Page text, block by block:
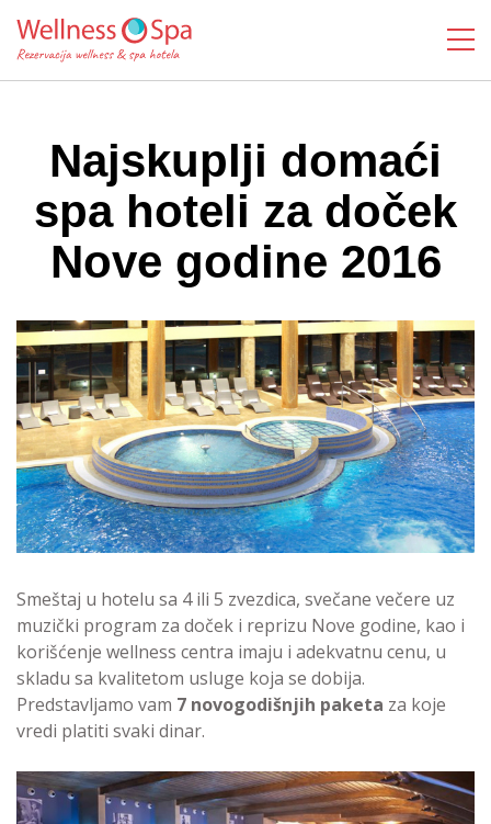
Najskuplji domaći
spa hoteli za doček
Nove godine 2016
Smeštaj u hotelu sa 4 ili 5 zvezdica, svečane večere uz
muzički program za doček i reprizu Nove godine, kao i
korišćenje wellness centra imaju i adekvatnu cenu, u
skladu sa kvalitetom usluge koja se dobija.
Predstavljamo vam 7 novogodišnjih paketa za koje
vredi platiti svaki dinar.